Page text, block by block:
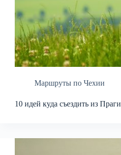
Маршруты по Чехии
10 идей куда съездить из Праги